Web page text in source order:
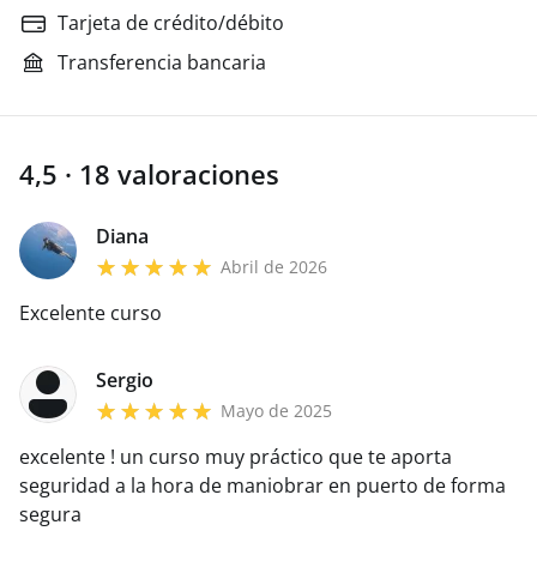
Tarjeta de crédito/débito
Transferencia bancaria
4,5 · 18 valoraciones
Diana
Abril de 2026
Excelente curso
Sergio
Mayo de 2025
excelente ! un curso muy práctico que te aporta
seguridad a la hora de maniobrar en puerto de forma
segura